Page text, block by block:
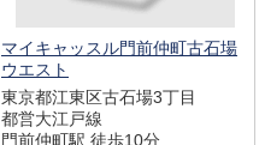
マイキャッスル門前仲町古石場
ウエスト
東京都江東区古石場3丁目
都営大江戸線
門前仲町駅 徒歩10分